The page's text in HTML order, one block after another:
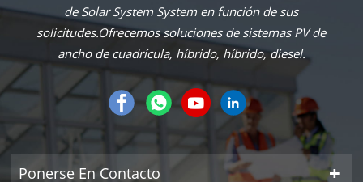
de Solar System System en función de sus
solicitudes.Ofrecemos soluciones de sistemas PV de
ancho de cuadrícula, híbrido, híbrido, diesel.
Ponerse En Contacto